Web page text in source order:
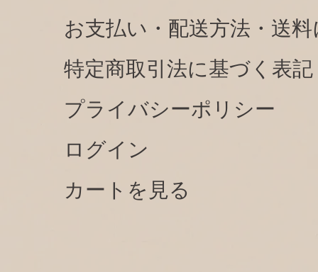
お支払い・配送方法・送
特定商取引法に基づく表記
プライバシーポリシー
ログイン
カートを見る